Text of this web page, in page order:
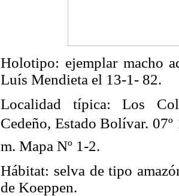
Holotipo: ejemplar macho
Luís Mendieta el 13-1- 82.
Localidad típica: Los
Cedeño, Estado Bolívar. 07º
m. Mapa Nº 1-2.
Hábitat: selva de tipo
de Koeppen.